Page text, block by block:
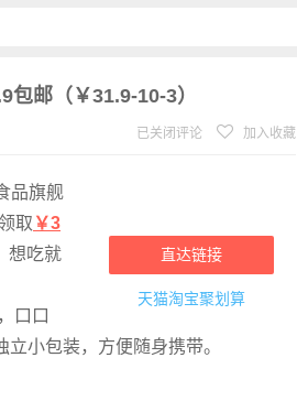
邮（￥31.9-10-3）
已关闭评论 加入收藏
直达链接
天猫淘宝聚划算
品旗舰
取 ￥3
想吃就
口口
小包装，方便随身携带。